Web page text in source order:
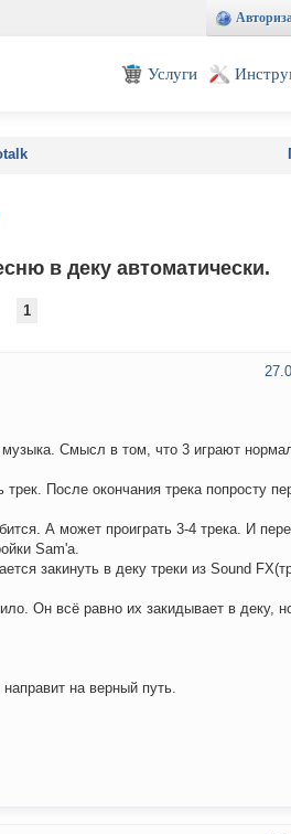
Услуги
в деку автоматически.
1
Смысл в том, что 3 играют
После окончания трека попросту
А может проиграть 3-4 трека. И
Sam'а.
закинуть в деку треки из Sound
Он всё равно их закидывает в деку,
на верный путь.